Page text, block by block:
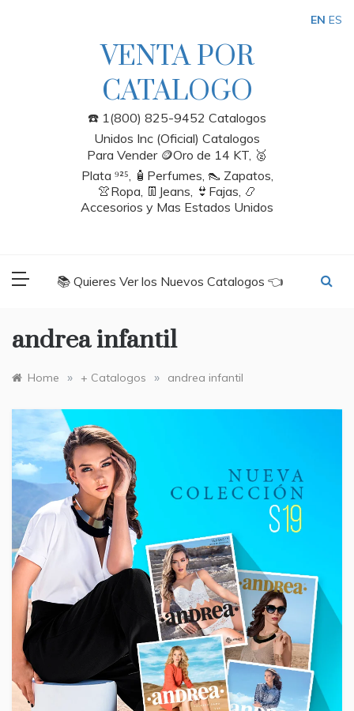
VENTA POR
CATALOGO
☎️ 1(800) 825-9452 Catalogos
Unidos Inc (Oficial) Catalogos
Para Vender 🪙Oro de 14 KT, 🥈
Plata ⁹²⁵, 🧴Perfumes, 👠 Zapatos,
👚Ropa, 👖Jeans, 👙Fajas, 📿
Accesorios y Mas Estados Unidos
📚 Quieres Ver los Nuevos Catalogos 👈
andrea infantil
Home » + Catalogos » andrea infantil
EN ES